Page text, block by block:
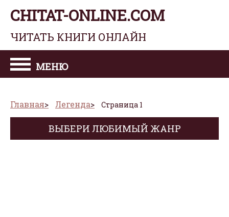
CHITAT-ONLINE.COM
ЧИТАТЬ КНИГИ ОНЛАЙН
МЕНЮ
Главная Легенда Страница 1
ВЫБЕРИ ЛЮБИМЫЙ ЖАНР